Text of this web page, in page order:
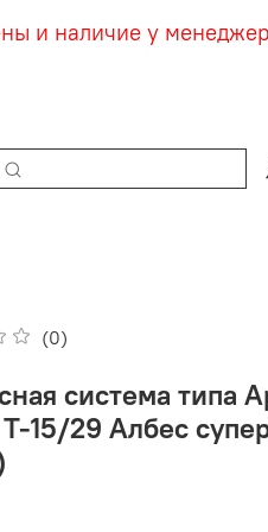
и наличие у
(0)
система типа
15/29 Албес